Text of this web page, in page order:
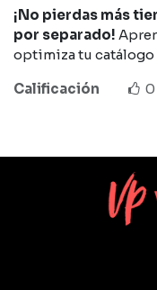
¡No pierdas más
por separado!
optimiza tu catálogo
Calificación
0